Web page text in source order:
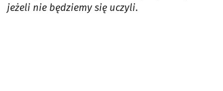
jeżeli nie będziemy się uczyli.